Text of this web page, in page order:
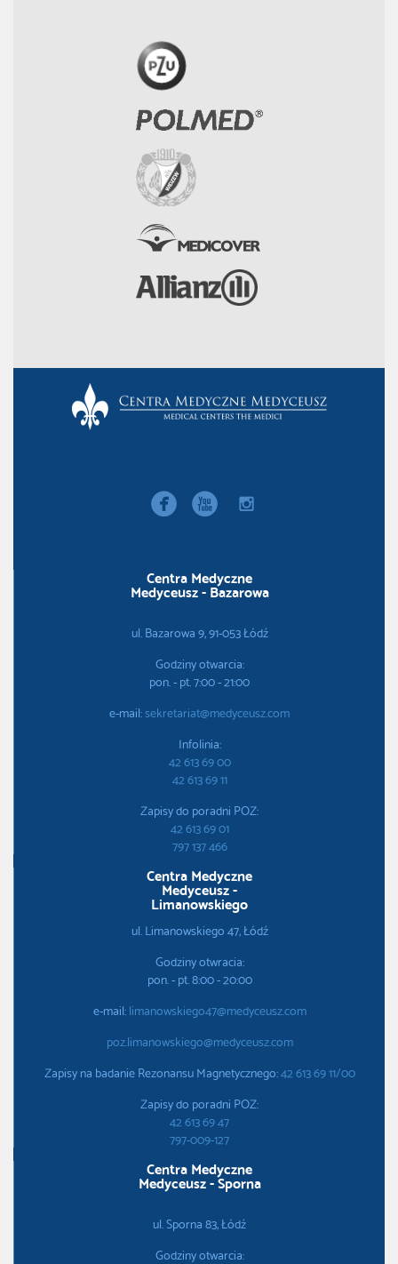
  instagram
Centra Medyczne
Medyceusz - Bazarowa
ul. Bazarowa 9, 91-053 Łódź
Godziny otwarcia:
pon. - pt. 7:00 - 21:00
e-mail:sekretariat@medyceusz.com
Infolinia:
42 613 69 00
42 613 69 11
Zapisy do poradni POZ:
42 613 69 01
797 137 466
Centra Medyczne
Medyceusz -
Limanowskiego
ul. Limanowskiego 47, Łódź
Godziny otwracia:
pon. - pt. 8:00 - 20:00
e-mail:limanowskiego47@medyceusz.com
poz.limanowskiego@medyceusz.com
Zapisy na badanie Rezonansu Magnetycznego:42 613 69 11/00
Zapisy do poradni POZ:
42 613 69 47
797-009-127
Centra Medyczne
Medyceusz - Sporna
ul. Sporna 83, Łódź
Godziny otwarcia: